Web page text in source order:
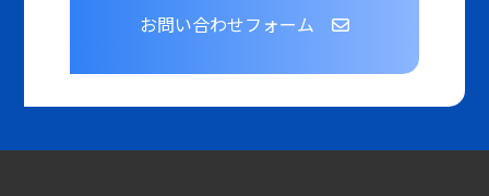
お問い合わせフォーム